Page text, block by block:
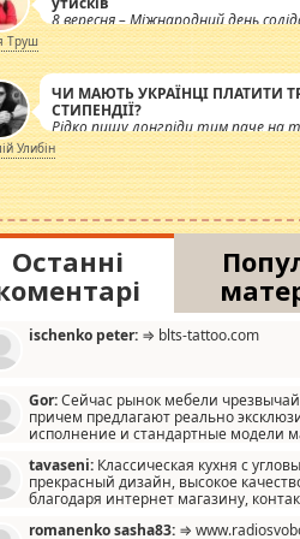
8 вересня – Міжнародний день
журналістів.
Труш
ЧИ МАЮТЬ УКРАЇНЦІ ПЛАТИТИ
СТИПЕНДІЇ?
Рідко пишу лонгріди тим паче на
але вже просто дістало!
інсенуації навколо
Штучно роздувається ще одна
катастрофа.
Улибін
Останні
ischenko peter: ⇒ blts-tattoo.com
Gor:Сейчас рынок мебели
причем предлагают реально
исполнение и стандартные модели
мало походит на стандартные
и что главное - со вкусом
ненужных наворотов удорожающих
tavaseni: Классическая кухня с
прекрасный дизайн, высокое
благодаря интернет магазину,
romanenko sasha83: ⇒